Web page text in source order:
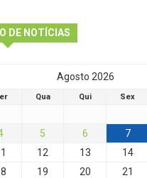
DE NOTÍCIAS
Agosto 2026
Qua Qui Sex
5 6 7
12 13 14
19 20 21